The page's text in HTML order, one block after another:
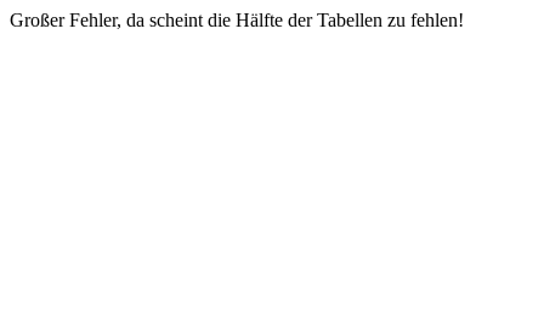
Großer Fehler, da scheint die Hälfte der Tabellen zu fehlen!